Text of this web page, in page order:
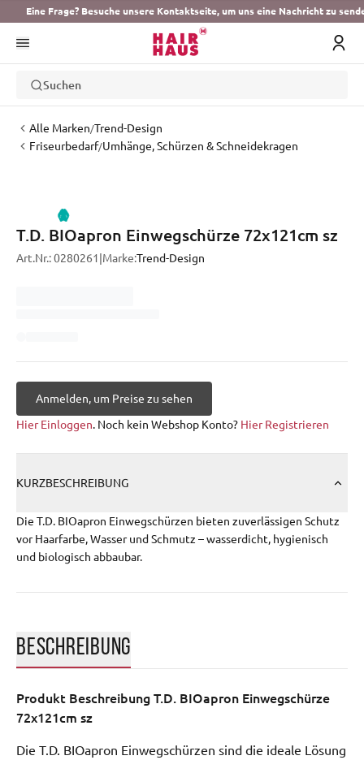
Eine Frage? Besuche unsere Kontaktseite, um uns eine Nachricht zu
Suchen
Alle Marken/Trend-Design
Friseurbedarf/Umhänge, Schürzen & Schneidekragen
T.D. BIOapron Einwegschürze 72x121cm sz
Art.Nr.:0280261 Marke:Trend-Design
Anmelden, um Preise zu sehen
Hier Einloggen. Noch kein Webshop Konto? Hier Registrieren
KURZBESCHREIBUNG
Die T.D. BIOapron Einwegschürzen bieten zuverlässigen Schutz
vor Haarfarbe, Wasser und Schmutz – wasserdicht, hygienisch
und biologisch abbaubar.
BESCHREIBUNG
Produkt Beschreibung T.D. BIOapron Einwegschürze
72x121cm sz
Die T.D. BIOapron Einwegschürzen sind die ideale Lösung